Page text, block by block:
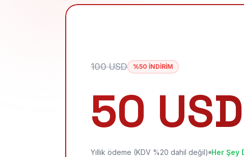
100 USD %50 İNDİRİM
50 USD
Yıllık ödeme (KDV %20 dahil değil) Her Şey